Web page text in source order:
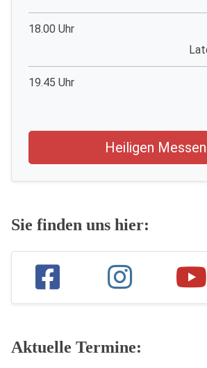
18.00 Uhr
19.45 Uhr
Heiligen Messen
Sie finden uns hier:
Aktuelle Termine: